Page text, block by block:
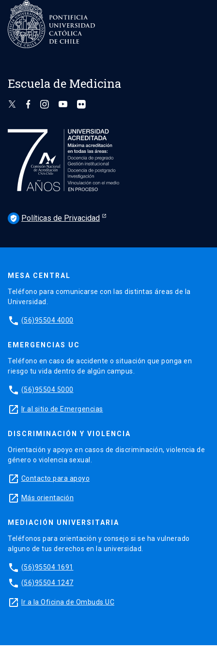
Escuela de Medicina
verified_user Políticas de Privacidad
MESA CENTRAL
Teléfono para comunicarse con las distintas áreas de la
Universidad.
phone (56)95504 4000
EMERGENCIAS UC
Teléfono en caso de accidente o situación que ponga en
riesgo tu vida dentro de algún campus.
phone (56)95504 5000
launch Ir al sitio de Emergencias
DISCRIMINACIÓN Y VIOLENCIA
Orientación y apoyo en casos de discriminación, violencia de
género o violencia sexual.
launch Contacto para apoyo
launch Más orientación
MEDIACIÓN UNIVERSITARIA
Teléfonos para orientación y consejo si se ha vulnerado
alguno de tus derechos en la universidad.
phone (56)95504 1691
phone (56)95504 1247
launch Ir a la Oficina de Ombuds UC